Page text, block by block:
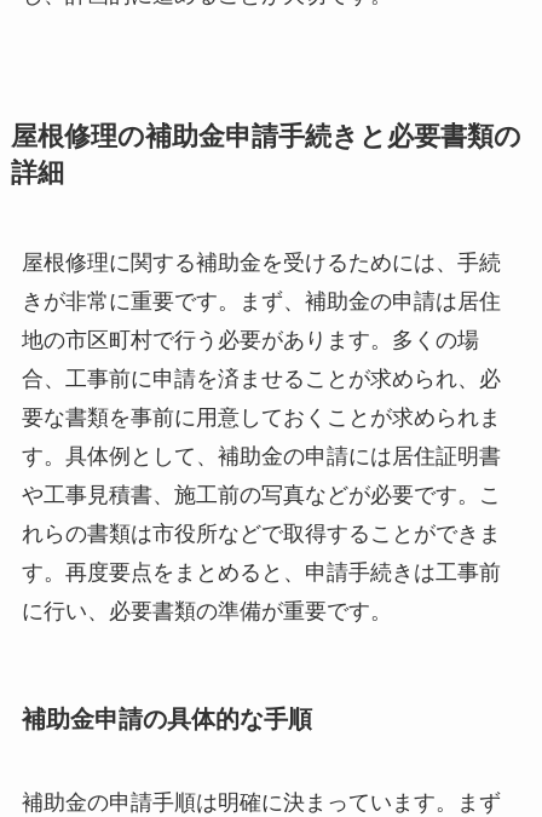
屋根修理の補助金申請手続きと必要書類の
詳細
屋根修理に関する補助金を受けるためには、手続
きが非常に重要です。まず、補助金の申請は居住
地の市区町村で行う必要があります。多くの場
合、工事前に申請を済ませることが求められ、必
要な書類を事前に用意しておくことが求められま
す。具体例として、補助金の申請には居住証明書
や工事見積書、施工前の写真などが必要です。こ
れらの書類は市役所などで取得することができま
す。再度要点をまとめると、申請手続きは工事前
に行い、必要書類の準備が重要です。
補助金申請の具体的な手順
補助金の申請手順は明確に決まっています。まず